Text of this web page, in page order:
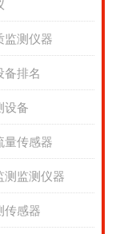
监测仪器
备排名
设备
量传感器
测监测仪器
传感器